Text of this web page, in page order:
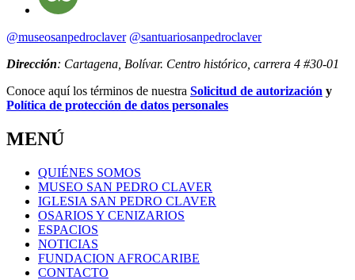
@museosanpedroclaver @santuariosanpedroclaver
Dirección: Cartagena, Bolívar. Centro histórico, carrera 4 #30-01
Conoce aquí los términos de nuestra Solicitud de autorización y
Política de protección de datos personales
MENÚ
QUIÉNES SOMOS
MUSEO SAN PEDRO CLAVER
IGLESIA SAN PEDRO CLAVER
OSARIOS Y CENIZARIOS
ESPACIOS
NOTICIAS
FUNDACION AFROCARIBE
CONTACTO